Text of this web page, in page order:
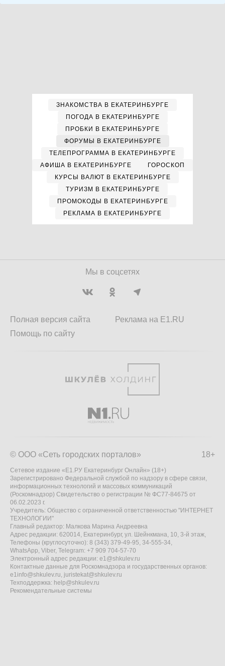
ЗНАКОМСТВА В ЕКАТЕРИНБУРГЕ
ПОГОДА В ЕКАТЕРИНБУРГЕ
ПРОБКИ В ЕКАТЕРИНБУРГЕ
ФОРУМЫ В ЕКАТЕРИНБУРГЕ
ТЕЛЕПРОГРАММА В ЕКАТЕРИНБУРГЕ
АФИША В ЕКАТЕРИНБУРГЕ
ГОРОСКОП
КУРСЫ ВАЛЮТ В ЕКАТЕРИНБУРГЕ
ТУРИЗМ В ЕКАТЕРИНБУРГЕ
ПРОМОКОДЫ В ЕКАТЕРИНБУРГЕ
РЕКЛАМА В ЕКАТЕРИНБУРГЕ
Мы в соцсетях
Полная версия сайта
Помощь по сайту
Реклама на E1.RU
18+
© ООО «Сеть городских порталов»
Сетевое издание «Е1.РУ Екатеринбург Онлайн» (18+)
Зарегистрировано Федеральной службой по надзору в сфере связи,
информационных технологий и массовых коммуникаций
(Роскомнадзор) Свидетельство о регистрации № ФС77-84675 от
06.02.2023 г.
Учредитель: Общество с ограниченной ответственностью "ИНТЕРНЕТ
ТЕХНОЛОГИИ"
Главный редактор: Малкова Марина Андреевна
Адрес редакции: 620014, Екатеринбург, ул. Шейнкмана, 10, 3-й этаж,
Телефоны (круглосуточно): 8 (343) 379-49-95, 34-555-34,
WhatsApp, Viber, Telegram: +7 909 704-57-70
Электронный адрес редакции: e1@shkulev.ru
Контактные данные для Роскомнадзора и государственных органов:
e1info@shkulev.ru, juristekat@shkulev.ru
Техподдержка: help@shkulev.ru
Рекомендательные системы